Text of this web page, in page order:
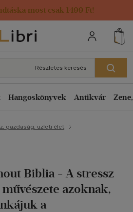
most csak 1499 Ft!
adatai
Részletes keresés
Hangoskönyvek Antikvár
gazdaság, üzleti élet
Biblia - A stressz
azoknak,
a